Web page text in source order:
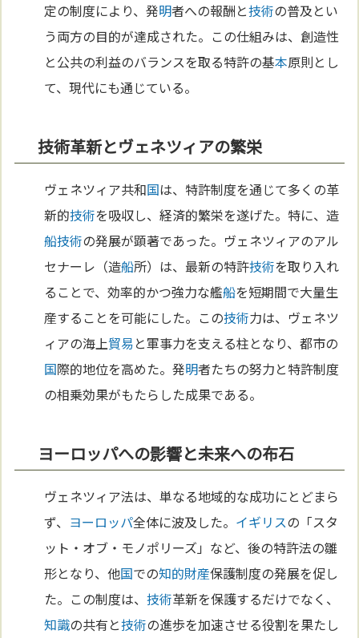
定の制度により、発明者への報酬と技術の普及とい
う両方の目的が達成された。この仕組みは、創造性
と公共の利益のバランスを取る特許の基本原則とし
て、現代にも通じている。
技術革新とヴェネツィアの繁栄
ヴェネツィア共和国は、特許制度を通じて多くの革
新的技術を吸収し、経済的繁栄を遂げた。特に、造
船技術の発展が顕著であった。ヴェネツィアのアル
セナーレ（造船所）は、最新の特許技術を取り入れ
ることで、効率的かつ強力な艦船を短期間で大量生
産することを可能にした。この技術力は、ヴェネツ
ィアの海上貿易と軍事力を支える柱となり、都市の
国際的地位を高めた。発明者たちの努力と特許制度
の相乗効果がもたらした成果である。
ヨーロッパへの影響と未来への布石
ヴェネツィア法は、単なる地域的な成功にとどまら
ず、 ヨーロッパ全体に波及した。 イギリスの「スタ
ット・オブ・モノポリーズ」など、後の特許法の雛
形となり、他国での知的財産保護制度の発展を促し
た。この制度は、技術革新を保護するだけでなく、
知識の共有と技術の進歩を加速させる役割を果たし